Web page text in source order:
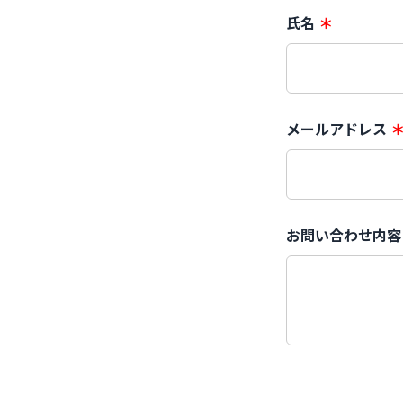
氏名 ＊
メールアドレス ＊
お問い合わせ内容